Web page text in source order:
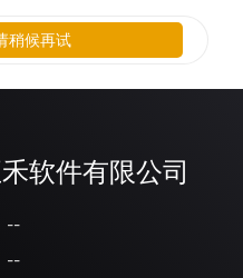
软件有限公司
--
--
稍候再试